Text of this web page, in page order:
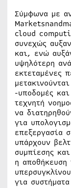
Σύμφωνα με
cloud
συνεχώς
και, ενώ
υψηλότερη
εκτεταμένες
-υποδομές
τεχνητή
να
για
επεξεργασία
υπάρχουν
συμπίεσης
η αποθήκευση
για